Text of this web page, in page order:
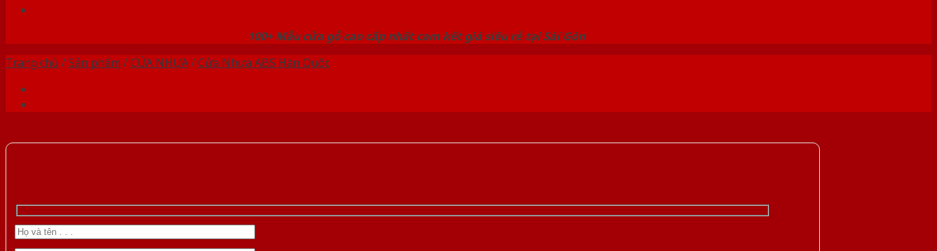
100+ Mẫu cửa gỗ cao cấp nhất cam kết giá siêu rẻ tại Sài Gòn
Trang chủ /Sản phẩm /CỬA NHỰA/Cửa Nhựa ABS Hàn Quốc